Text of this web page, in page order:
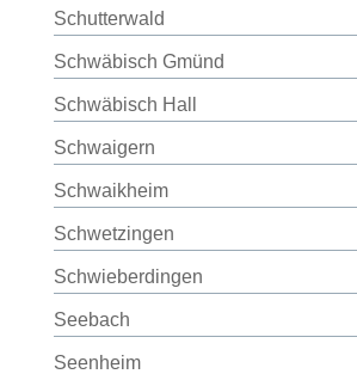
Schutterwald
Schwäbisch Gmünd
Schwäbisch Hall
Schwaigern
Schwaikheim
Schwetzingen
Schwieberdingen
Seebach
Seenheim